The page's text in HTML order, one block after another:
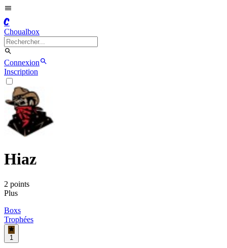
C
Choualbox
Connexion
Inscription
Hiaz
2 points
Plus
Boxs
Trophées
1